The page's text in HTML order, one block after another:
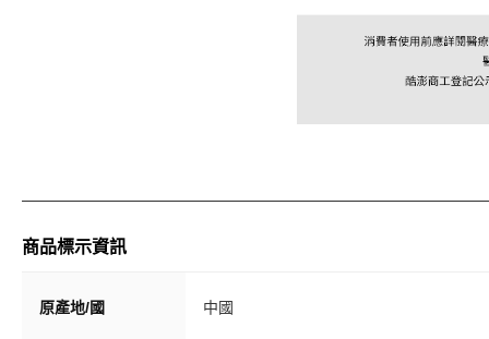
商品標示資訊
原產地/國 中國